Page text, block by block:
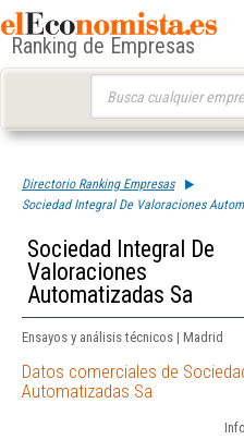
Ranking de Empresas
Directorio Ranking Empresas
Sociedad Integral De Valoraciones
Sociedad Integral De
Valoraciones
Automatizadas Sa
Ensayos y análisis técnicos | Madrid
Datos comerciales de
Automatizadas Sa